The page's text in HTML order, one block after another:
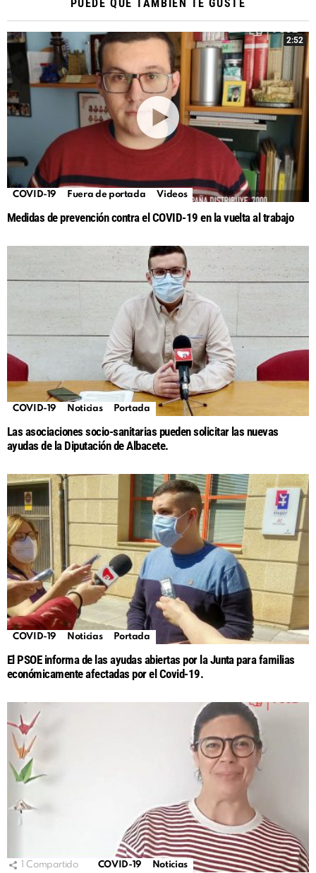
PUEDE QUE TAMBIÉN TE GUSTE
2:52
COVID-19 Fuera de portada Videos
Medidas de prevención contra el COVID-19 en la vuelta al trabajo
COVID-19 Noticias Portada
Las asociaciones socio-sanitarias pueden solicitar las nuevas
ayudas de la Diputación de Albacete.
COVID-19 Noticias Portada
El PSOE informa de las ayudas abiertas por la Junta para familias
económicamente afectadas por el Covid-19.
Compartido COVID-19 Noticias